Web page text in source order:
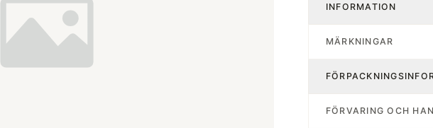
INFORMATION
MÄRKNINGAR
FÖRVARING OCH